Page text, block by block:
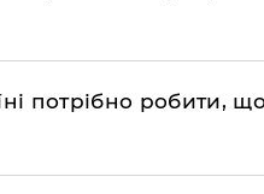
потрібно робити,